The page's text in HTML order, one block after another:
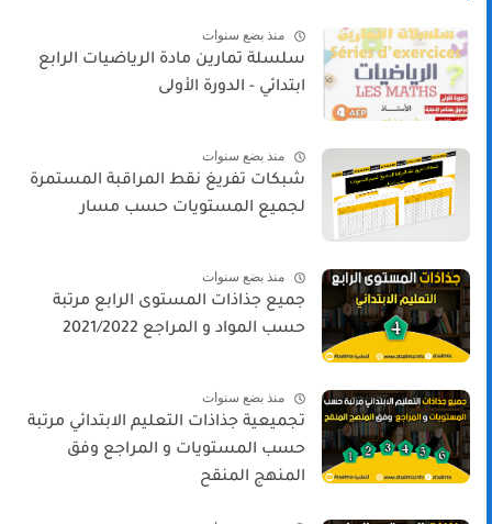
منذ بضع سنوات
سلسلة تمارين مادة الرياضيات الرابع
ابتدائي - الدورة الأولى
منذ بضع سنوات
شبكات تفريغ نقط المراقبة المستمرة
لجميع المستويات حسب مسار
منذ بضع سنوات
جميع جذاذات المستوى الرابع مرتبة
حسب المواد و المراجع 2021/2022
منذ بضع سنوات
تجميعية جذاذات التعليم الابتدائي مرتبة
حسب المستويات و المراجع وفق
المنهج المنقح